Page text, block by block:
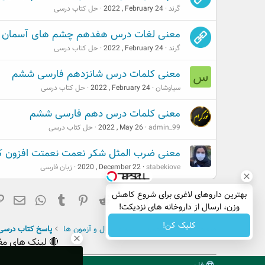
بهترین داروهای لاغری برای شروع کاهش
وزن، ارسال از داروخانه های نزدیکت!
کلیک کن!
گرند 2022 , February 24 حل کتاب درسی
معنی لغات درس هفدهم چشم های آسمان
گرند 2022 , February 24 حل کتاب درسی
س معنی کلمات درس شانزدهم فارسی ششم
سیاوشان 2022 , February 24 حل کتاب درسی
معنی کلمات درس دهم فارسی ششم
admin_99
2022 , May 26 حل کتاب درسی
معنی ضرب المثل شکر نعمت نعمتت افزون
stabekiove
2020 , December 22 زبان فارسی
اشتراک گذاری: فیسبوکتویتر Reddit
Pinterest
Tumblr
صفحه اصلی انجمن نمونه سوال و آزمون ها پاسخ کتاب
🔴 لینک های